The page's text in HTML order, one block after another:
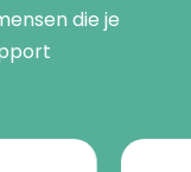
die je